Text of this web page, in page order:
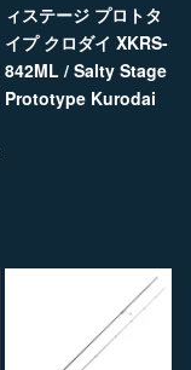
ィステージ プロトタ
イプ クロダイ XKRS-
842ML / Salty Stage
Prototype Kurodai